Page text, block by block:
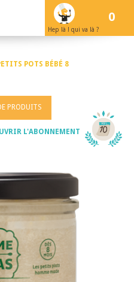
Hep là ! qui va là ?
0
POTS BÉBÉ 8
PRODUITS
L'ABONNEMENT